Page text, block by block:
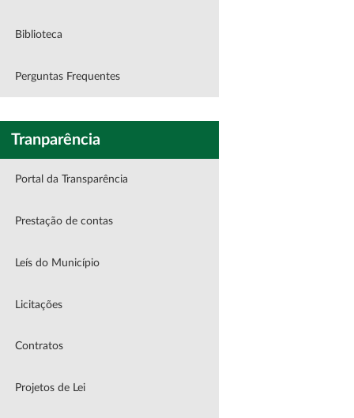
Biblioteca
Perguntas Frequentes
Tranparência
Portal da Transparência
Prestação de contas
Leís do Município
Licitações
Contratos
Projetos de Lei